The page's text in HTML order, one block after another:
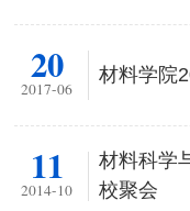
20
2017-06
材料学院
11
2014-10
材料科学
校聚会